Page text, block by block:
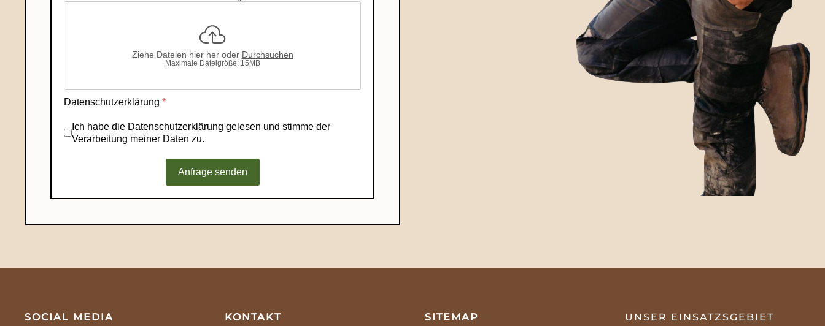
Ziehe Dateien hier her oder Durchsuchen
Maximale Dateigröße: 15MB
Datenschutzerklärung *
Ich habe die Datenschutzerklärung gelesen und stimme der
Verarbeitung meiner Daten zu.
Anfrage senden
SOCIAL MEDIA KONTAKT SITEMAP UNSER EINSATZSGEBIET